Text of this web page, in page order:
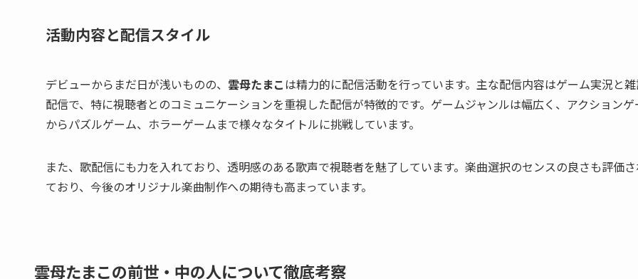
活動内容と配信スタイル
デビューからまだ日が浅いものの、 雲母たまこは精力的に配信活動を行っています。主な配信内容はゲーム実況と
配信で、特に視聴者とのコミュニケーションを重視した配信が特徴的です。ゲームジャンルは幅広く、アクションゲ
からパズルゲーム、ホラーゲームまで様々なタイトルに挑戦しています。
また、歌配信にも力を入れており、透明感のある歌声で視聴者を魅了しています。楽曲選択のセンスの良さも評価
ており、今後のオリジナル楽曲制作への期待も高まっています。
雲母たまこの前世・中の人について徹底考察